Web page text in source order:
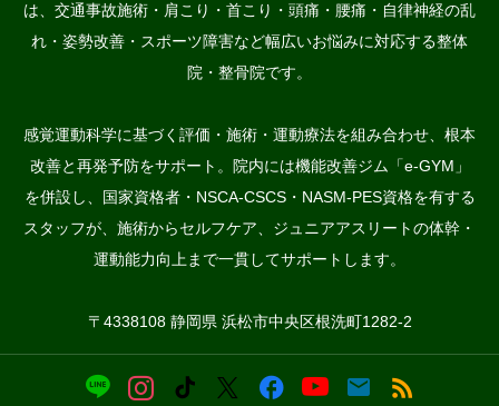
は、交通事故施術・肩こり・首こり・頭痛・腰痛・自律神経の乱
れ・姿勢改善・スポーツ障害など幅広いお悩みに対応する整体
院・整骨院です。
感覚運動科学に基づく評価・施術・運動療法を組み合わせ、根本
改善と再発予防をサポート。院内には機能改善ジム「e-GYM」
を併設し、国家資格者・NSCA-CSCS・NASM-PES資格を有する
スタッフが、施術からセルフケア、ジュニアアスリートの体幹・
運動能力向上まで一貫してサポートします。
〒4338108 静岡県 浜松市中央区根洗町1282-2